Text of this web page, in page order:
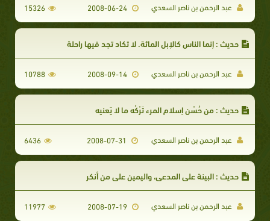
عبد الرحمن بن ناصر السعدي 15326
حديث : إنما الناس كالإبل المائة. لا تكاد تجد فيها راحلة
عبد الرحمن بن ناصر السعدي 10788
حديث : من حُسْن إسلام المرء تَرْكُه ما لا يَعنيه
عبد الرحمن بن ناصر السعدي 6436
حديث : البينة على المدعي، واليمين على من أنكر
عبد الرحمن بن ناصر السعدي 11977